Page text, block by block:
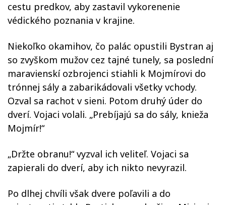
cestu predkov, aby zastavil vykorenenie
védického poznania v krajine.
Niekoľko okamihov, čo palác opustili Bystran aj
so zvyškom mužov cez tajné tunely, sa poslední
maravienskí ozbrojenci stiahli k Mojmírovi do
trónnej sály a zabarikádovali všetky vchody.
Ozval sa rachot v sieni. Potom druhý úder do
dverí. Vojaci volali. „Prebíjajú sa do sály, knieža
Mojmír!“
„Držte obranu!“ vyzval ich veliteľ. Vojaci sa
zapierali do dverí, aby ich nikto nevyrazil.
Po dlhej chvíli však dvere poľavili a do